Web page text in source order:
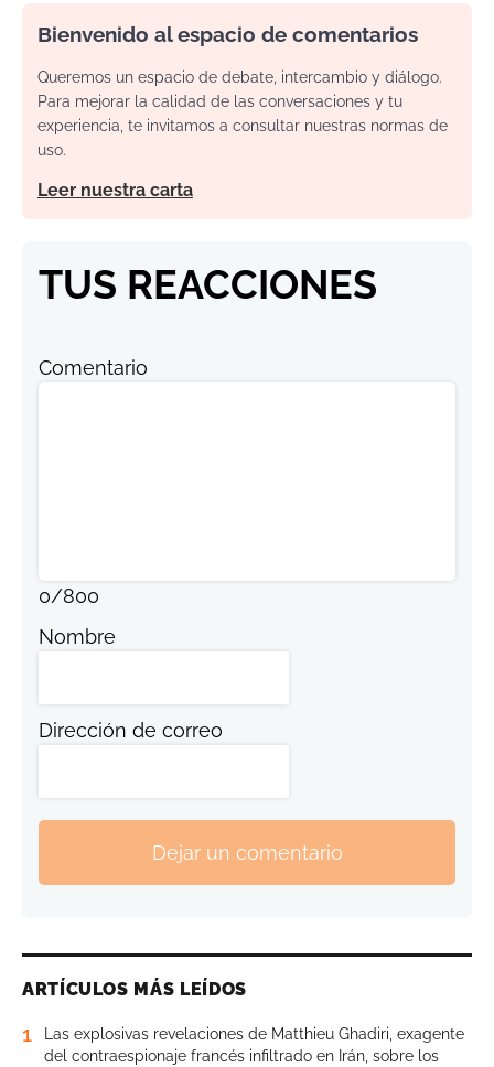
Bienvenido al espacio de comentarios
Queremos un espacio de debate, intercambio y diálogo.
Para mejorar la calidad de las conversaciones y tu
experiencia, te invitamos a consultar nuestras normas de
uso.
Leer nuestra carta
TUS REACCIONES
Comentario
0/800
Nombre
Dirección de correo
Dejar un comentario
ARTÍCULOS MÁS LEÍDOS
1
Las explosivas revelaciones de Matthieu Ghadiri, exagente
del contraespionaje francés infiltrado en Irán, sobre los